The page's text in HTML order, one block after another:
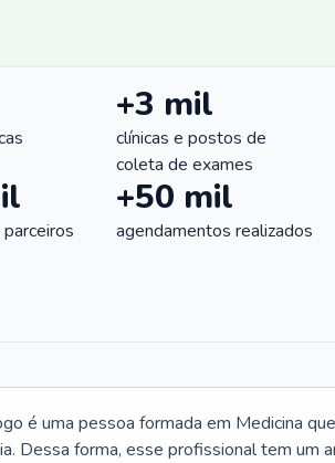
+3 mil
clínicas e postos de
coleta de exames
+50 mil
agendamentos realizados
é uma pessoa formada em Medicina
Dessa forma, esse profissional tem um